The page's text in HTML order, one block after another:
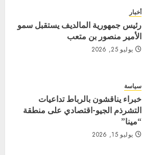
أخبار
رئيس جمهورية المالديف يستقبل سمو
الأمير منصور بن متعب
يوليو 25, 2026
سياسة
خبراء يناقشون بالرباط تداعيات
التشرذم الجيو-اقتصادي على منطقة
“مينا”
يوليو 15, 2026